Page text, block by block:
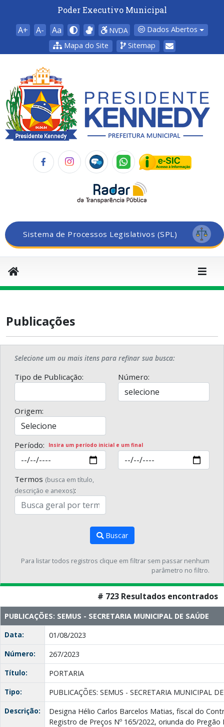
Poder Executivo Municipal
A+ A- Aa NVDA
Dados Abertos
Mapa do Site
Sitemap
Sistema de Processos Legislativos (SPL)
Publicações
Selecione um ou mais itens para refinar sua busca:
Tipo de Publicação: Número:
Origem:
Período: Insira um período inicial e um final
Termos (busca em título,
descrição e anexos):
Buscar
Para listar todos registros clique em filtrar sem passar nenhum
parâmetro no filtro.
# 723 Resultados encontrados
PUBLICAÇÕES: SEMUS - SECRETARIA MUNICIPAL DE SAÚDE
Data:
01/08/2023
Número:
267/2023
Título:
PORTARIA
Tipo:
PUBLICAÇÕES: SEMUS - SECRETARIA MUNICIPAL
Descrição:
Designa Hélio Carlos Barcelos Matias, fiscal do
Registro de Preços Nº 165/2022, oriunda do Pregão